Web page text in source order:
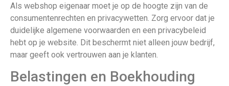
Als webshop eigenaar moet je op de hoogte zijn van de
consumentenrechten en privacywetten. Zorg ervoor dat je
duidelijke algemene voorwaarden en een privacybeleid
hebt op je website. Dit beschermt niet alleen jouw bedrijf,
maar geeft ook vertrouwen aan je klanten.
Belastingen en Boekhouding